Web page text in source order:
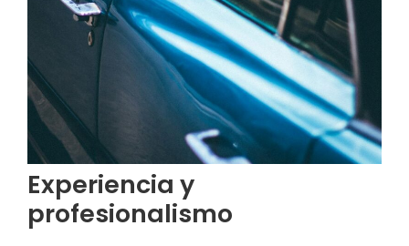
Experiencia y
profesionalismo